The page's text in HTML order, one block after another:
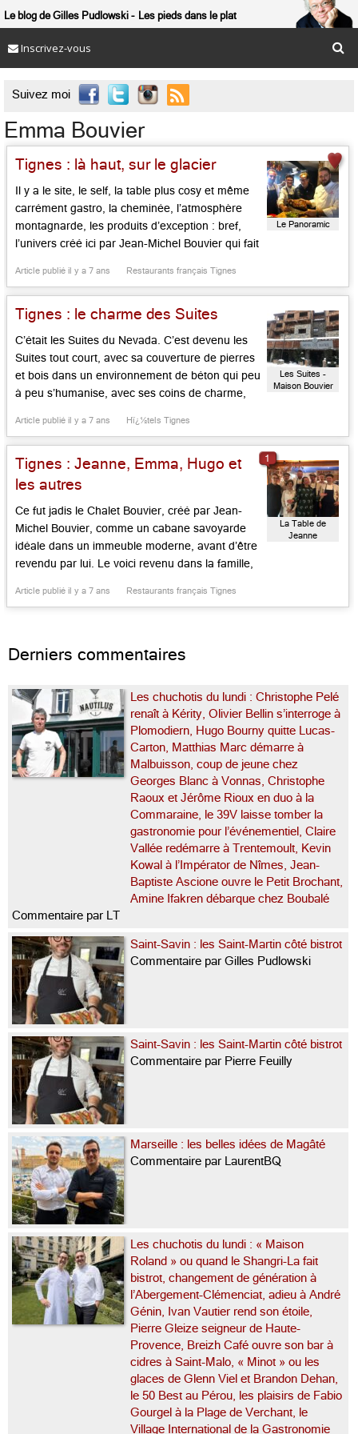
Le blog de Gilles Pudlowski Les pieds dans le plat
Inscrivez-vous
Suivez moi 
Emma Bouvier
Tignes : là haut, sur le glacier
Il y a le site, le self, la table plus cosy et même
carrément gastro, la cheminée, l’atmosphère
montagnarde, les produits d’exception : bref,
l’univers créé ici par Jean-Michel Bouvier qui fait
la déco et l’accueil, sa fille Emma à la caisse,
son neveu (Jean-Baptiste Bruijnse), […]...
Article publié il y a 7 ans Restaurants français Tignes
Le Panoramic
Tignes : le charme des Suites
C’était les Suites du Nevada. C’est devenu les
Suites tout court, avec sa couverture de pierres
et bois dans un environnement de béton qui peu
à peu s’humanise, avec ses coins de charme,
bavarde, se rencontre, suites modulables de 25
à 75 m2, sauna, hammam et piscine […]...
Article publié il y a 7 ans Hï¿½tels Tignes
Les Suites -
Maison Bouvier
Tignes : Jeanne, Emma, Hugo et
les autres
Ce fut jadis le Chalet Bouvier, créé par Jean-
Michel Bouvier, comme un cabane savoyarde
idéale dans un immeuble moderne, avant d’être
revendu par lui. Le voici revenu dans la famille,
grande mère Bouvier, et la responsabilité
Article publié il y a 7 ans Restaurants français Tignes
La Table de
Jeanne
1
Derniers commentaires
Les chuchotis du lundi : Christophe Pelé
renaît à Kérity, Olivier Bellin s’interroge à
Plomodiern, Hugo Bourny quitte Lucas-
Carton, Matthias Marc démarre à
Malbuisson, coup de jeune chez
Georges Blanc à Vonnas, Christophe
Raoux et Jérôme Rioux en duo à la
Commaraine, le 39V laisse tomber la
gastronomie pour l’événementiel, Claire
Vallée redémarre à Trentemoult, Kevin
Kowal à l’Impérator de Nîmes, Jean-
Baptiste Ascione ouvre le Petit Brochant,
Amine Ifakren débarque chez Boubalé
Commentaire par LT
Saint-Savin : les Saint-Martin côté bistrot
Commentaire par Gilles Pudlowski
Saint-Savin : les Saint-Martin côté bistrot
Commentaire par Pierre Feuilly
Marseille : les belles idées de Magâté
Commentaire par LaurentBQ
Les chuchotis du lundi : « Maison
Roland » ou quand le Shangri-La fait
bistrot, changement de génération à
l’Abergement-Clémenciat, adieu à André
Génin, Ivan Vautier rend son étoile,
Pierre Gleize seigneur de Haute-
Provence, Breizh Café ouvre son bar à
cidres à Saint-Malo, « Minot » ou les
glaces de Glenn Viel et Brandon Dehan,
le 50 Best au Pérou, les plaisirs de Fabio
Gourgel à la Plage de Verchant, le
Village International de la Gastronomie